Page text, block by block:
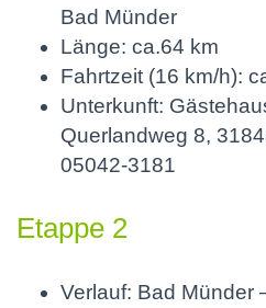
Bad Münder
Länge: ca.64 km
Fahrtzeit (16 km/h):
Unterkunft:
Querlandweg 8,
05042-3181
Etappe 2
Verlauf: Bad Münder